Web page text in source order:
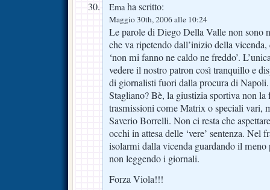
Emaha scritto:
Maggio 30th, 2006 alle 10:24
Le parole di Diego Della Valle non sono
che va ripetendo dall’inizio della
‘non mi fanno ne caldo ne freddo’.
vedere il nostro patron così tranquillo e
di giornalisti fuori dalla procura di Napoli.
Stagliano? Bè, la giustizia sportiva non la
trasmissioni come Matrix o speciali vari,
Saverio Borrelli. Non ci resta che
occhi in attesa delle ‘vere’ sentenza. Nel
isolarmi dalla vicenda guardando il meno
non leggendo i giornali.
Forza Viola!!!